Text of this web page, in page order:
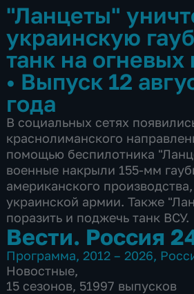
"Ланцеты"
украинскую
танк на огневых
• Выпуск 12
года
В социальных сетях
краснолиманского
помощью беспилотника
военные накрыли 155-мм
американского
украинской армии. Также
поразить и поджечь танк ВСУ.
Вести. Россия
Программа, 2012 – 2026,
Новостные,
15 сезонов, 51997 выпусков